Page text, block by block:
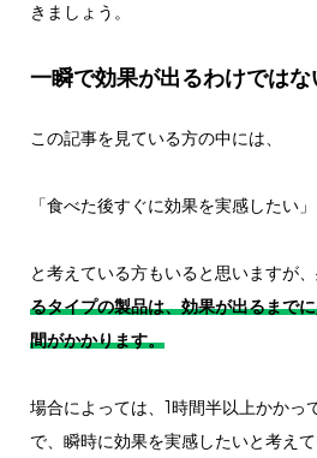
きましょう。
一瞬で効果が出るわけではな
この記事を見ている方の中には、
「食べた後すぐに効果を実感したい」
と考えている方もいると思いますが
るタイプの製品は、効果が出るまで
間がかかります。
場合によっては、1時間半以上かかっ
で、瞬時に効果を実感したいと考え